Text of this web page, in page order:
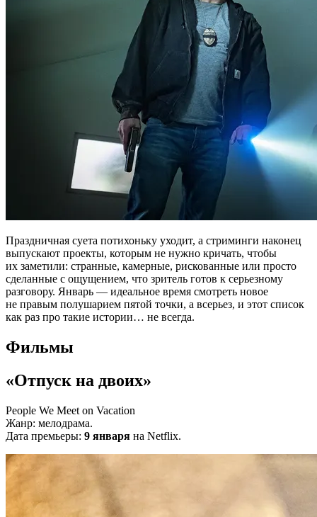
Праздничная суета потихоньку уходит, а стриминги наконец
выпускают проекты, которым не нужно кричать, чтобы
их заметили: странные, камерные, рискованные или просто
сделанные с ощущением, что зритель готов к серьезному
разговору. Январь — идеальное время смотреть новое
не правым полушарием пятой точки, а всерьез, и этот список
как раз про такие истории… не всегда.
Фильмы
«Отпуск на двоих»
People We Meet on Vacation
Жанр: мелодрама.
Дата премьеры: 9 января на Netflix.